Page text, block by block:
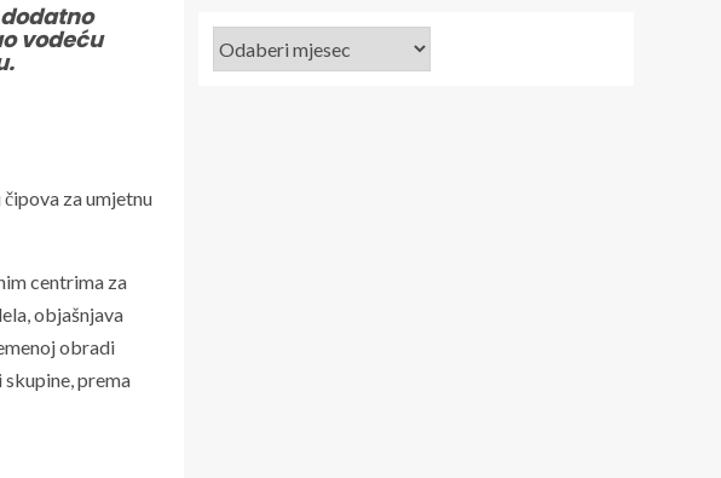
vodeću
za umjetnu
centrima za
objašnjava
obradi
prema